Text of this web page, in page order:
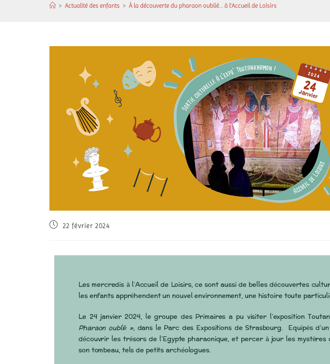
> Actualité des enfants > À la découverte du pharaon oublié… à l’Accueil de Loisirs
22 février 2024
Les mercredis à l’Accueil de Loisirs, ce sont aussi de belles découvertes
les enfants appréhendent un nouvel environnement, une histoire toute
Le 24 janvier 2024, le groupe des Primaires a pu visiter l’exposition
Pharaon oublié », dans le Parc des Expositions de Strasbourg. Equipés
découvrir les trésors de l’Egypte pharaonique, et percer à jour les
son tombeau, tels de petits archéologues.